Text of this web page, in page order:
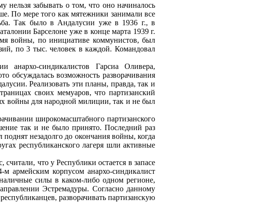
нельзя забывать о том, что оно начиналось
По мере того как мятежники занимали все
Так было в Андалусии уже в 1936 г., в
Барселоне уже в конце марта 1939 г.
войны, по инициативе коммунистов, был
по 3 тыс. человек в каждой. Командовал
синдикалистов Гарсиа Оливера,
обсуждалась возможность разворачивания
Реализовать эти планы, правда, так и
своих мемуаров, что партизанский
войны для народной милиции, так и не был
широкомасштабного партизанского
так и не было принято. Последний раз
незадолго до окончания войны, когда
республиканского лагеря шли активные
что у Республики остается в запасе
армейским корпусом анархо-синдикалист
силы в каком-либо одном регионе,
Эстремадуры. Согласно данному
разворачивать партизанскую